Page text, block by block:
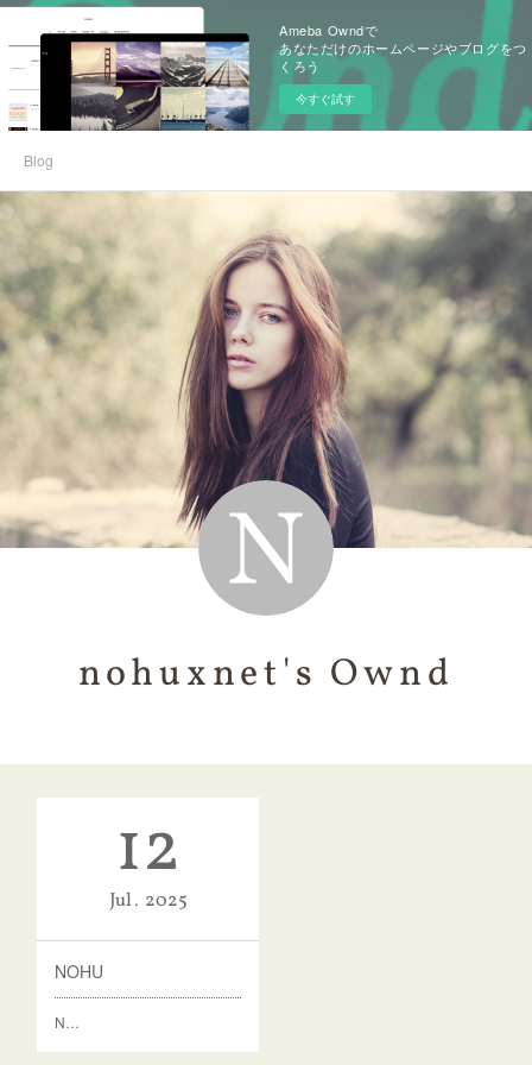
Ameba Owndで
あなただけのホームページやブログをつ
くろう
今すぐ試す
Blog
nohuxnet's Ownd
12
Jul 2025
NOHU
N…